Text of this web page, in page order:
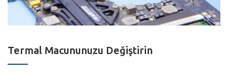
Termal Macununuzu Değiştirin